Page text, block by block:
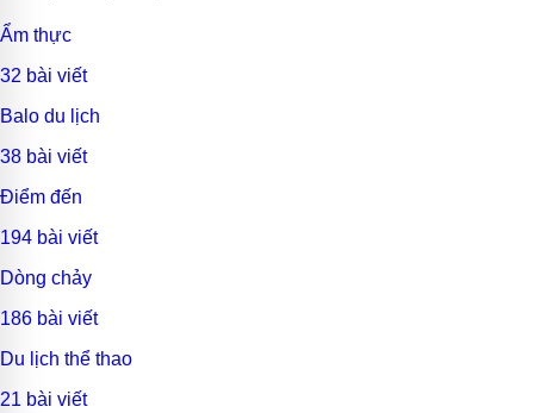
Ẩm thực
32 bài viết
Balo du lịch
38 bài viết
Điểm đến
194 bài viết
Dòng chảy
186 bài viết
Du lịch thể thao
21 bài viết